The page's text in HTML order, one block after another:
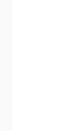
Bildergalerie